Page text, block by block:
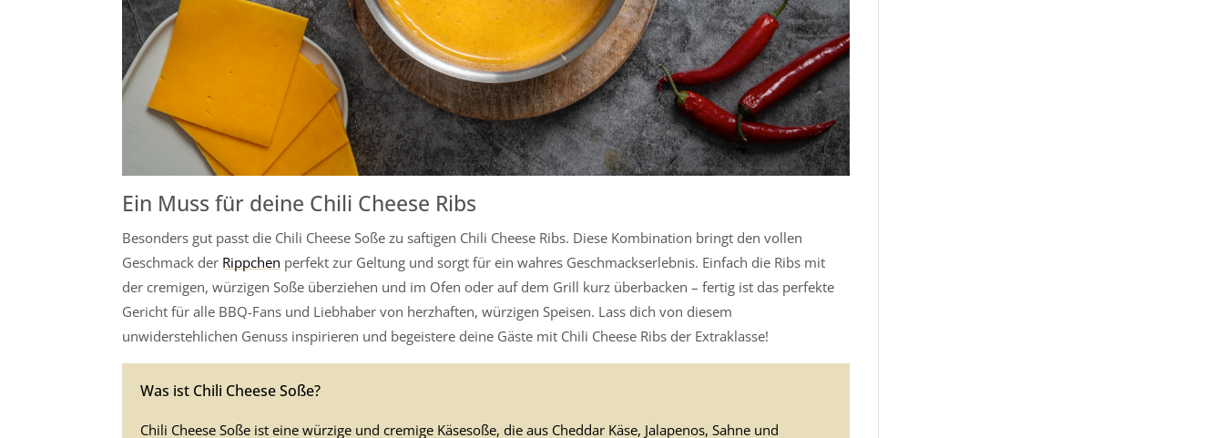
Ein Muss für deine Chili Cheese Ribs
Besonders gut passt die Chili Cheese Soße zu saftigen Chili Cheese Ribs. Diese Kombination bringt den vollen
Geschmack der Rippchen perfekt zur Geltung und sorgt für ein wahres Geschmackserlebnis. Einfach die Ribs mit
der cremigen, würzigen Soße überziehen und im Ofen oder auf dem Grill kurz überbacken – fertig ist das perfekte
Gericht für alle BBQ-Fans und Liebhaber von herzhaften, würzigen Speisen. Lass dich von diesem
unwiderstehlichen Genuss inspirieren und begeistere deine Gäste mit Chili Cheese Ribs der Extraklasse!
Was ist Chili Cheese Soße?
Chili Cheese Soße ist eine würzige und cremige Käsesoße, die aus Cheddar Käse, Jalapenos, Sahne und